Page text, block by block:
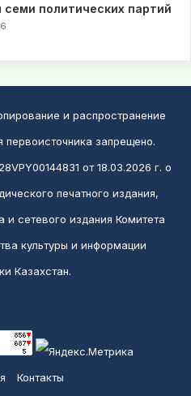
семи политических партий
и распространение
запрещено.
от 18.03.2026 г. о
печатного издания,
и сетевого издания Комитета
культуры и информации
Казахстан.
Контакты